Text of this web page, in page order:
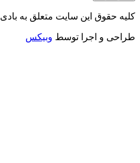
کلیه حقوق این سایت متعلق به
طراحی و اجرا توسط وبیکس